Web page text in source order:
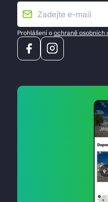
Prohlášení o ochraně osobních